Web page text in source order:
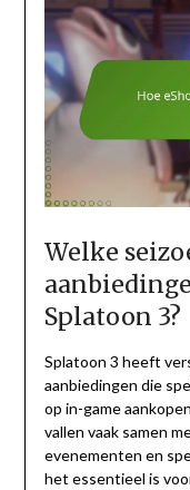
Welke
Splatoon 3?
Splatoon 3 heeft
aanbiedingen die
op in-game
vallen vaak samen
evenementen en
het essentieel is